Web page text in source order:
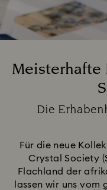
Meisterhafte
Die
Für die neue
Crystal Society
Flachland der
lassen wir uns